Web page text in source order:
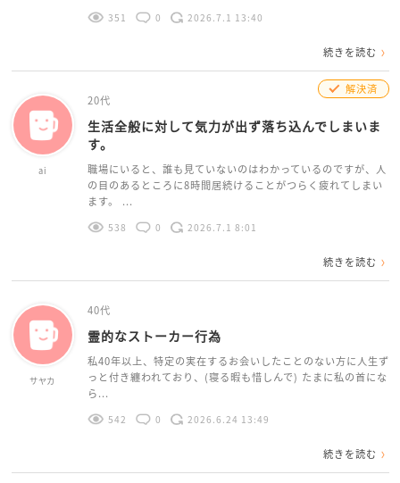
351 0 2026.7.1 13:40
続きを読む
ai
解決済
20代
生活全般に対して気力が出ず落ち込んでしまいま
す。
職場にいると、誰も見ていないのはわかっているのですが、人
の目のあるところに8時間居続けることがつらく疲れてしまい
ます。 ...
538 0 2026.7.1 8:01
続きを読む
サヤカ
40代
霊的なストーカー行為
私40年以上、特定の実在するお会いしたことのない方に人生ず
っと付き纏われており、(寝る暇も惜しんで) たまに私の首にな
ら...
542 0 2026.6.24 13:49
続きを読む